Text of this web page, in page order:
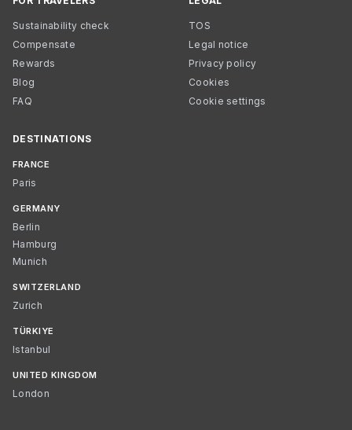
Sustainability check
Compensate
Rewards
Blog
FAQ
TOS
Legal notice
Privacy policy
Cookies
Cookie settings
DESTINATIONS
FRANCE
Paris
GERMANY
Berlin
Hamburg
Munich
SWITZERLAND
Zurich
TÜRKIYE
Istanbul
UNITED KINGDOM
London